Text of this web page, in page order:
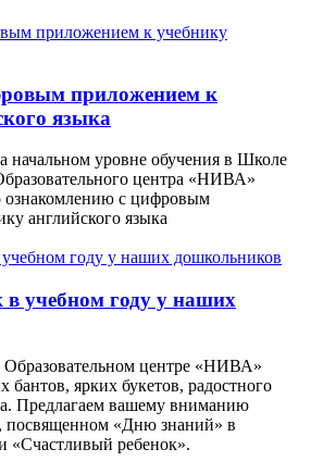
приложением к
языка
начальном уровне обучения в Школе
центра «НИВА»
ознакомлению с цифровым
английского языка
учебном году у наших
центре «НИВА»
бантов, ярких букетов, радостного
Предлагаем вашему вниманию
посвященном «Дню знаний» в
«Счастливый ребенок».